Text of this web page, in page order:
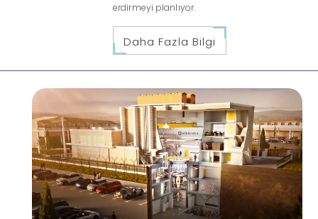
erdirmeyi planlıyor.
Daha Fazla Bilgi